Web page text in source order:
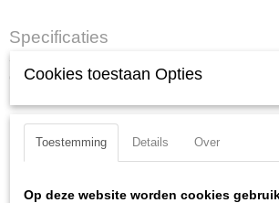
Specificaties
Productcode
EAN code
7612206121446
Productcode leverancier
Ook interessant
Cookies toestaan Opties
Toestemming Details Over
Op deze website worden cookies